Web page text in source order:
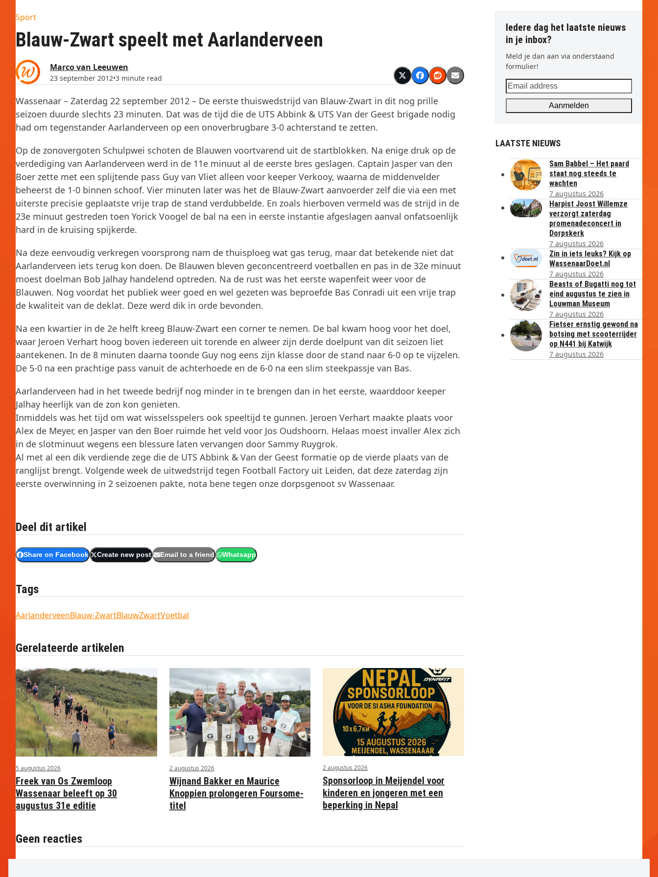
Sport
Blauw-Zwart speelt met Aarlanderveen
Marco van Leeuwen
23 september 2012•3 minute read
Wassenaar – Zaterdag 22 september 2012 – De eerste thuiswedstrijd van Blauw-Zwart in dit nog prille
seizoen duurde slechts 23 minuten. Dat was de tijd die de UTS Abbink & UTS Van der Geest brigade nodig
had om tegenstander Aarlanderveen op een onoverbrugbare 3-0 achterstand te zetten.
Op de zonovergoten Schulpwei schoten de Blauwen voortvarend uit de startblokken. Na enige druk op de
verdediging van Aarlanderveen werd in de 11e minuut al de eerste bres geslagen. Captain Jasper van den
Boer zette met een splijtende pass Guy van Vliet alleen voor keeper Verkooy, waarna de middenvelder
beheerst de 1-0 binnen schoof. Vier minuten later was het de Blauw-Zwart aanvoerder zelf die via een met
uiterste precisie geplaatste vrije trap de stand verdubbelde. En zoals hierboven vermeld was de strijd in de
23e minuut gestreden toen Yorick Voogel de bal na een in eerste instantie afgeslagen aanval onfatsoenlijk
hard in de kruising spijkerde.
Na deze eenvoudig verkregen voorsprong nam de thuisploeg wat gas terug, maar dat betekende niet dat
Aarlanderveen iets terug kon doen. De Blauwen bleven geconcentreerd voetballen en pas in de 32e minuut
moest doelman Bob Jalhay handelend optreden. Na de rust was het eerste wapenfeit weer voor de
Blauwen. Nog voordat het publiek weer goed en wel gezeten was beproefde Bas Conradi uit een vrije trap
de kwaliteit van de deklat. Deze werd dik in orde bevonden.
Na een kwartier in de 2e helft kreeg Blauw-Zwart een corner te nemen. De bal kwam hoog voor het doel,
waar Jeroen Verhart hoog boven iedereen uit torende en alweer zijn derde doelpunt van dit seizoen liet
aantekenen. In de 8 minuten daarna toonde Guy nog eens zijn klasse door de stand naar 6-0 op te vijzelen.
De 5-0 na een prachtige pass vanuit de achterhoede en de 6-0 na een slim steekpassje van Bas.
Aarlanderveen had in het tweede bedrijf nog minder in te brengen dan in het eerste, waarddoor keeper
Jalhay heerlijk van de zon kon genieten.
Inmiddels was het tijd om wat wisselsspelers ook speeltijd te gunnen. Jeroen Verhart maakte plaats voor
Alex de Meyer, en Jasper van den Boer ruimde het veld voor Jos Oudshoorn. Helaas moest invaller Alex zich
in de slotminuut wegens een blessure laten vervangen door Sammy Ruygrok.
Al met al een dik verdiende zege die de UTS Abbink & Van der Geest formatie op de vierde plaats van de
ranglijst brengt. Volgende week de uitwedstrijd tegen Football Factory uit Leiden, dat deze zaterdag zijn
eerste overwinning in 2 seizoenen pakte, nota bene tegen onze dorpsgenoot sv Wassenaar.
Deel dit artikel
Share on Facebook Create new post Email to a friend Whatsapp
Tags
AarlanderveenBlauw-ZwartBlauwZwartVoetbal
Gerelateerde artikelen
5 augustus 2026
Freek van Os Zwemloop
Wassenaar beleeft op 30
augustus 31e editie
2 augustus 2026
Wijnand Bakker en Maurice
Knoppien prolongeren Foursome-
titel
2 augustus 2026
Sponsorloop in Meijendel voor
kinderen en jongeren met een
beperking in Nepal
Geen reacties
Iedere dag het laatste nieuws
in je inbox?
Meld je dan aan via onderstaand
formulier!
Email
address
Aanmelden
LAATSTE NIEUWS
Sam Babbel – Het paard
staat nog steeds te
wachten
7 augustus 2026
Harpist Joost Willemze
verzorgt zaterdag
promenadeconcert in
Dorpskerk
7 augustus 2026
Zin in iets leuks? Kijk op
WassenaarDoet.nl
7 augustus 2026
Beasts of Bugatti nog tot
eind augustus te zien in
Louwman Museum
7 augustus 2026
Fietser ernstig gewond na
botsing met scooterrijder
op N441 bij Katwijk
7 augustus 2026